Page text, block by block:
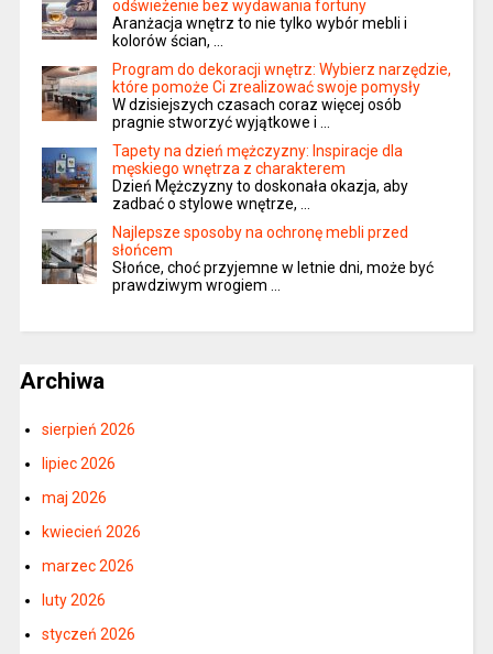
odświeżenie bez wydawania fortuny
Aranżacja wnętrz to nie tylko wybór mebli i
kolorów ścian, …
Program do dekoracji wnętrz: Wybierz narzędzie,
które pomoże Ci zrealizować swoje pomysły
W dzisiejszych czasach coraz więcej osób
pragnie stworzyć wyjątkowe i …
Tapety na dzień mężczyzny: Inspiracje dla
męskiego wnętrza z charakterem
Dzień Mężczyzny to doskonała okazja, aby
zadbać o stylowe wnętrze, …
Najlepsze sposoby na ochronę mebli przed
słońcem
Słońce, choć przyjemne w letnie dni, może być
prawdziwym wrogiem …
Archiwa
sierpień 2026
lipiec 2026
maj 2026
kwiecień 2026
marzec 2026
luty 2026
styczeń 2026